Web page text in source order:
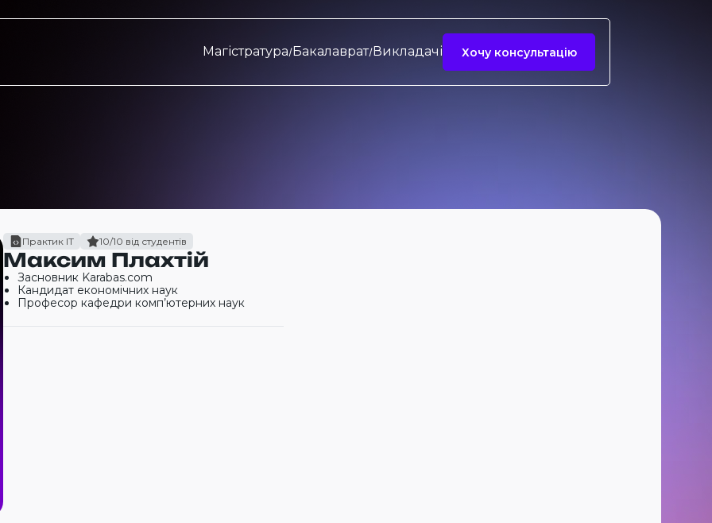
Магістратура Бакалаврат Викладачі Хочу консультацію
Практик ІТ 10/10 від студентів
Максим Плахтій
Засновник Karabas.com
Кандидат економічних наук
Професор кафедри комп’ютерних наук